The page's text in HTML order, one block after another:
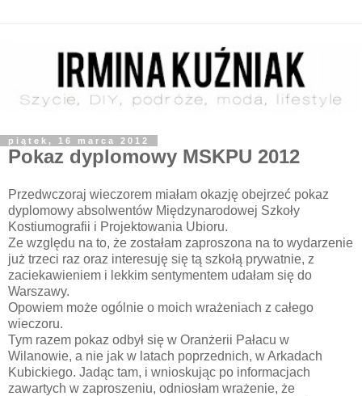
piątek, 16 marca 2012
Pokaz dyplomowy MSKPU 2012
Przedwczoraj wieczorem miałam okazję obejrzeć pokaz
dyplomowy absolwentów Międzynarodowej Szkoły
Kostiumografii i Projektowania Ubioru.
Ze względu na to, że zostałam zaproszona na to wydarzenie
już trzeci raz oraz interesuję się tą szkołą prywatnie, z
zaciekawieniem i lekkim sentymentem udałam się do
Warszawy.
Opowiem może ogólnie o moich wrażeniach z całego
wieczoru.
Tym razem pokaz odbył się w Oranżerii Pałacu w
Wilanowie, a nie jak w latach poprzednich, w Arkadach
Kubickiego. Jadąc tam, i wnioskując po informacjach
zawartych w zaproszeniu, odniosłam wrażenie, że